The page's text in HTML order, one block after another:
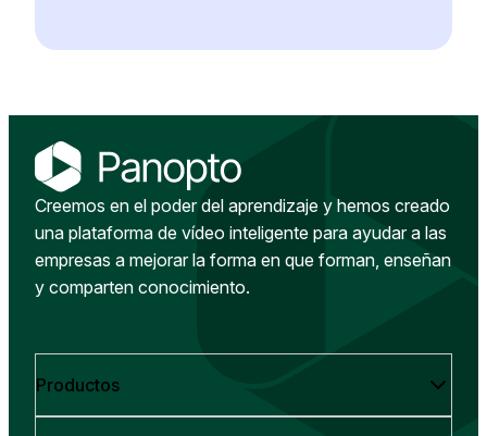
Creemos en el poder del aprendizaje y hemos creado
una plataforma de vídeo inteligente para ayudar a las
empresas a mejorar la forma en que forman, enseñan
y comparten conocimiento.
Productos